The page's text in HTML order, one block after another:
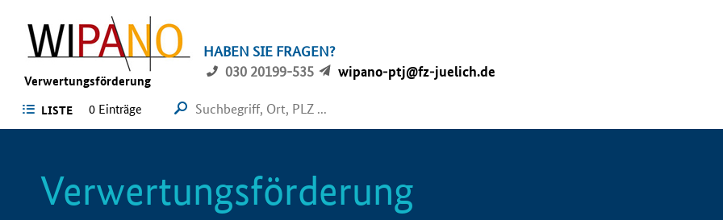
Verwertungsförderung
HABEN SIE FRAGEN?
030 20199-535
wipano-ptj@fz-juelich.de
LISTE 0 Einträge
Verwertungsförderung